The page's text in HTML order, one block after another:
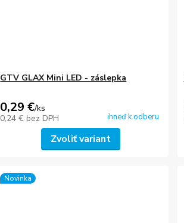
GTV GLAX Mini LED - záslepka
0,29 €/ks
0,24 € bez DPH ihneď k odberu
Zvoliť variant
Novinka